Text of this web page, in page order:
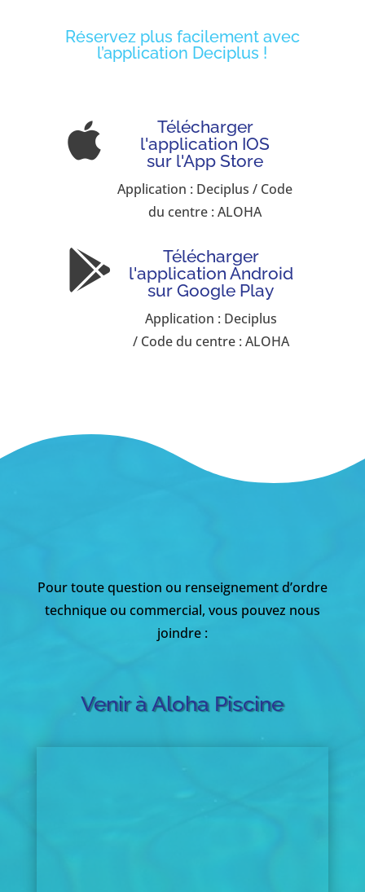
Réservez plus facilement avec
l’application Deciplus !

Télécharger
l'application IOS
sur l'App Store
Application : Deciplus / Code
du centre : ALOHA

Télécharger
l'application Android
sur Google Play
Application : Deciplus
/ Code du centre : ALOHA
Pour toute question ou renseignement d’ordre
technique ou commercial, vous pouvez nous
joindre :
Venir à Aloha Piscine